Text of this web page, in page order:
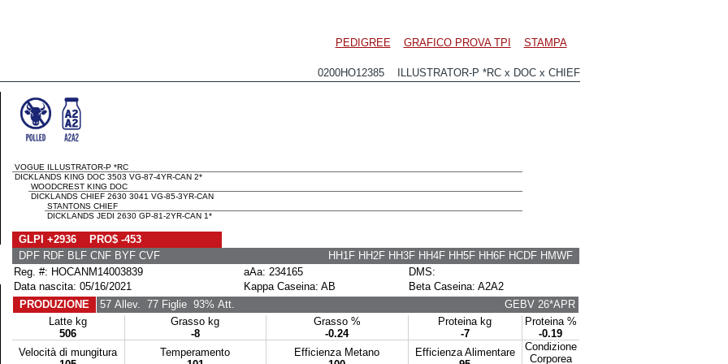
PEDIGREE GRAFICO PROVA TPI STAMPA
0200HO12385 ILLUSTRATOR-P *RC x DOC x CHIEF
VOGUE ILLUSTRATOR-P *RC
DICKLANDS KING DOC 3503 VG-87-4YR-CAN 2*
WOODCREST KING DOC
DICKLANDS CHIEF 2630 3041 VG-85-3YR-CAN
STANTONS CHIEF
DICKLANDS JEDI 2630 GP-81-2YR-CAN 1*
GLPI +2936 PRO$ -453
DPF RDF BLF CNF BYF CVF
HH1F HH2F HH3F HH4F HH5F HH6F HCDF HMWF
Reg. #: HOCANM14003839
aAa: 234165
DMS:
Data nascita: 05/16/2021
Kappa Caseina: AB
Beta Caseina: A2A2
PRODUZIONE
57 Allev. 77 Figlie93% Att.
GEBV 26*APR
Latte kg
506
Grasso kg
-8
Grasso %
-0.24
Proteina kg
-7
Proteina %
-0.19
Velocità di mungitura
Temperamento
Efficienza Metano
Efficienza Alimentare
Condizione
Corporea